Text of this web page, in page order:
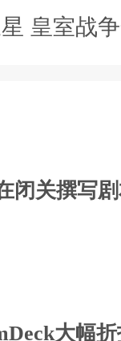
皇室战
闭关撰写
大幅折